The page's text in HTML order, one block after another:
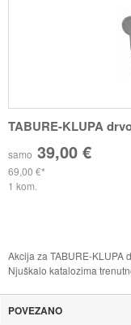
TABURE-KLUPA
samo 39,00 €
69,00 €
1 kom.
Akcija za TABURE-KLUPA
Njuškalo katalozima
POVEZANO